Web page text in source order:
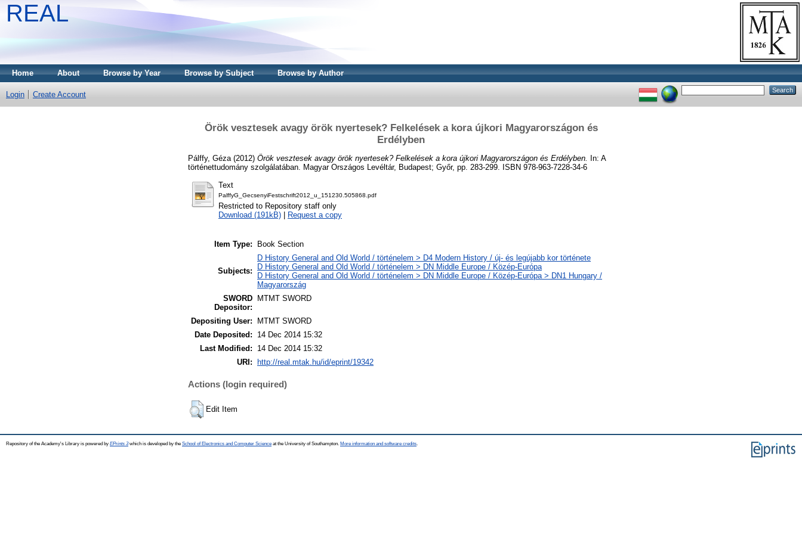
REAL
Home About Browse by Year Browse by Subject Browse by Author
Login Create Account
Örök vesztesek avagy örök nyertesek? Felkelések a kora újkori Magyarországon és
Erdélyben
Pálffy, Géza (2012) Örök vesztesek avagy örök nyertesek? Felkelések a kora újkori Magyarországon és Erdélyben. In: A
történettudomány szolgálatában. Magyar Országos Levéltár, Budapest; Győr, pp. 283-299. ISBN 978-963-7228-34-6
Text
PalffyG_GecsenyiFestschrift2012_u_151230.505868.pdf
Restricted to Repository staff only
Download (191kB)
Request a copy
Item Type: Book Section
Subjects:
D History General and Old World / történelem > D4 Modern History / új- és legújabb kor története
D History General and Old World / történelem > DN Middle Europe / Közép-Európa
D History General and Old World / történelem > DN Middle Europe / Közép-Európa > DN1 Hungary /
Magyarország
SWORD
Depositor:
MTMT SWORD
Depositing User:
MTMT SWORD
Date Deposited:
14 Dec 2014 15:32
Last Modified:
14 Dec 2014 15:32
URI:
http://real.mtak.hu/id/eprint/19342
Actions (login required)
Edit Item
Repository of the Academy's Library is powered by EPrints 3which is developed by the School of Electronics and Computer Science at the University of Southampton. More information and software credits